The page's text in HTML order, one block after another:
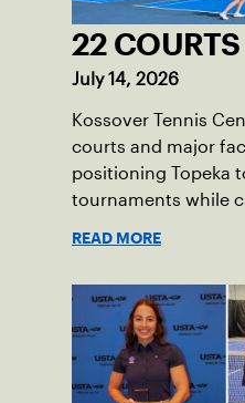
22
July 14, 2026
Kossover Tennis
courts and major
positioning Topeka
tournaments while
READ MORE